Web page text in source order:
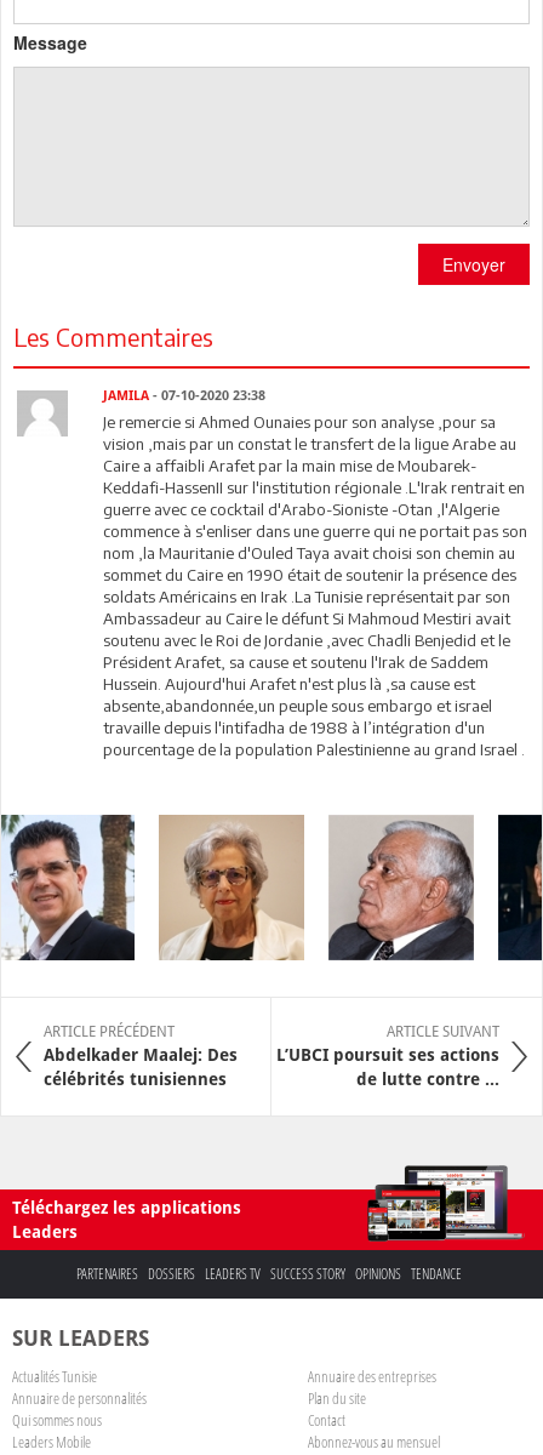
Message
Envoyer
Les Commentaires
JAMILA - 07-10-2020 23:38
Je remercie si Ahmed Ounaies pour son analyse ,pour sa
vision ,mais par un constat le transfert de la ligue Arabe au
Caire a affaibli Arafet par la main mise de Moubarek-
Keddafi-HassenII sur l'institution régionale .L'Irak rentrait en
guerre avec ce cocktail d'Arabo-Sioniste -Otan ,l'Algerie
commence à s'enliser dans une guerre qui ne portait pas son
nom ,la Mauritanie d'Ouled Taya avait choisi son chemin au
sommet du Caire en 1990 était de soutenir la présence des
soldats Américains en Irak .La Tunisie représentait par son
Ambassadeur au Caire le défunt Si Mahmoud Mestiri avait
soutenu avec le Roi de Jordanie ,avec Chadli Benjedid et le
Président Arafet, sa cause et soutenu l'Irak de Saddem
Hussein. Aujourd'hui Arafet n'est plus là ,sa cause est
absente,abandonnée,un peuple sous embargo et israel
travaille depuis l'intifadha de 1988 à l’intégration d'un
pourcentage de la population Palestinienne au grand Israel .
ARTICLE PRÉCÉDENT
Abdelkader Maalej: Des
célébrités tunisiennes
ARTICLE SUIVANT
L’UBCI poursuit ses actions
de lutte contre ...
Téléchargez les applications
Leaders
PARTENAIRES DOSSIERS LEADERS TV SUCCESS STORY OPINIONS TENDANCE
SUR LEADERS
Actualités Tunisie
Annuaire des entreprises
Annuaire de personnalités
Plan du site
Qui sommes nous
Contact
Leaders Mobile
Abonnez-vous au mensuel